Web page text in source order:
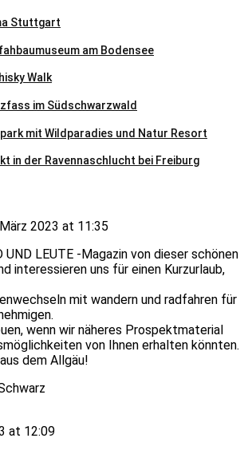
Stuttgart
am Bodensee
Walk
im Südschwarzwald
mit Wildparadies und Natur Resort
in der Ravennaschlucht bei Freiburg
2023 at 11:35
UND LEUTE -Magazin von dieser schönen
interessieren uns für einen Kurzurlaub,
mit wandern und radfahren für
wenn wir näheres Prospektmaterial
von Ihnen erhalten könnten.
dem Allgäu!
at 12:09